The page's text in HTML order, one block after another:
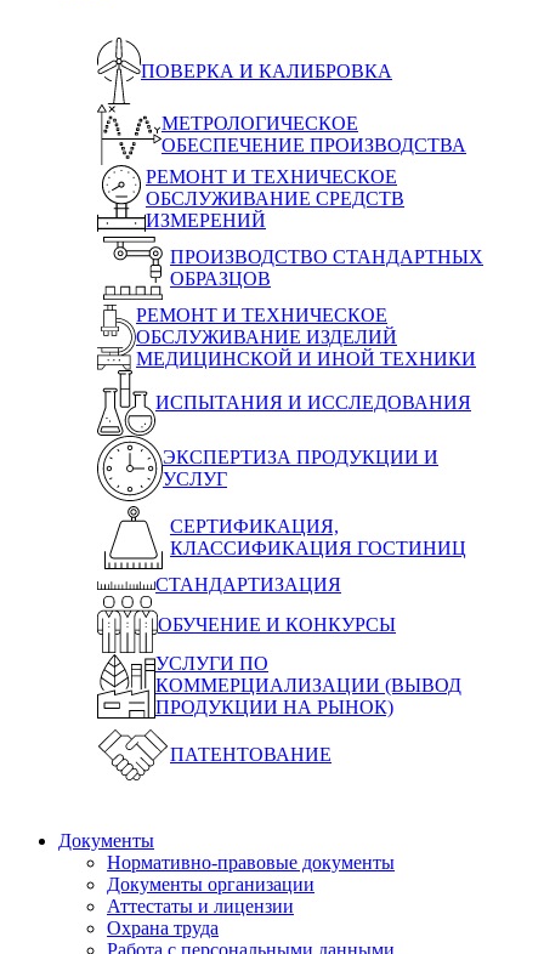
ПОВЕРКА И КАЛИБРОВКА
МЕТРОЛОГИЧЕСКОЕ
ОБЕСПЕЧЕНИЕ ПРОИЗВОДСТВА
РЕМОНТ И ТЕХНИЧЕСКОЕ
ОБСЛУЖИВАНИЕ СРЕДСТВ
ИЗМЕРЕНИЙ
ПРОИЗВОДСТВО СТАНДАРТНЫХ
ОБРАЗЦОВ
РЕМОНТ И ТЕХНИЧЕСКОЕ
ОБСЛУЖИВАНИЕ ИЗДЕЛИЙ
МЕДИЦИНСКОЙ И ИНОЙ ТЕХНИКИ
ИСПЫТАНИЯ И ИССЛЕДОВАНИЯ
ЭКСПЕРТИЗА ПРОДУКЦИИ И
УСЛУГ
СЕРТИФИКАЦИЯ,
КЛАССИФИКАЦИЯ ГОСТИНИЦ
СТАНДАРТИЗАЦИЯ
ОБУЧЕНИЕ И КОНКУРСЫ
УСЛУГИ ПО
КОММЕРЦИАЛИЗАЦИИ (ВЫВОД
ПРОДУКЦИИ НА РЫНОК)
ПАТЕНТОВАНИЕ
Документы
Нормативно-правовые документы
Документы организации
Аттестаты и лицензии
Охрана труда
Работа с персональными данными